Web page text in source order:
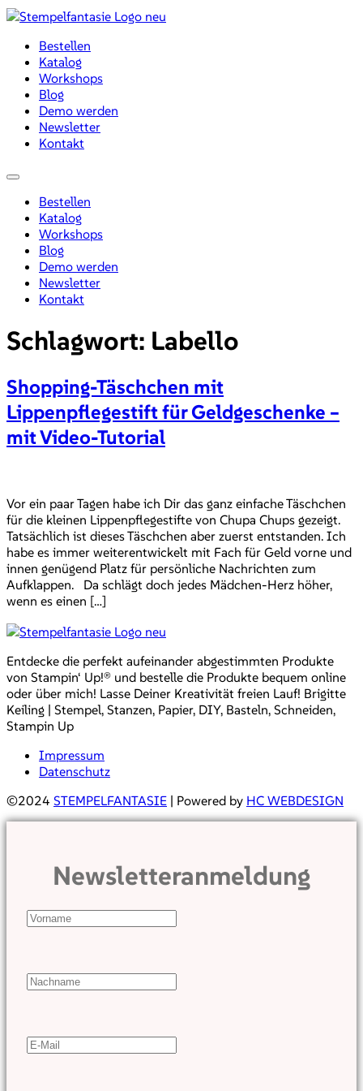
Zum
wechselnBestellen
Katalog
Workshops
Blog
Demo werden
Newsletter
Kontakt
Menü
Bestellen
Katalog
Workshops
Blog
Demo werden
Newsletter
Kontakt
Schlagwort: Labello
Shopping-Täschchen mit
Lippenpflegestift für Geldgeschenke –
mit Video-Tutorial
Vor ein paar Tagen habe ich Dir das ganz einfache Täschchen
für die kleinen Lippenpflegestifte von Chupa Chups gezeigt.
Tatsächlich ist dieses Täschchen aber zuerst entstanden. Ich
habe es immer weiterentwickelt mit Fach für Geld vorne und
innen genügend Platz für persönliche Nachrichten zum
Aufklappen. Da schlägt doch jedes Mädchen-Herz höher,
wenn es einen […]
Entdecke die perfekt aufeinander abgestimmten Produkte
von Stampin‘ Up!® und bestelle die Produkte bequem online
oder über mich! Lasse Deiner Kreativität freien Lauf! Brigitte
Keiling | Stempel, Stanzen, Papier, DIY, Basteln, Schneiden,
Stampin Up
Impressum
Datenschutz
©2024 STEMPELFANTASIE | Powered by HC WEBDESIGN
Newsletteranmeldung